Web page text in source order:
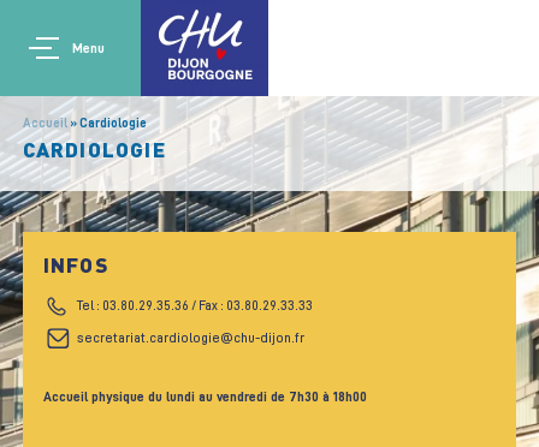
Aller au contenu principal
Main navigation
Menu
Accueil Cardiologie
CARDIOLOGIE
INFOS
Tel : 03.80.29.35.36 / Fax : 03.80.29.33.33
secretariat.cardiologie@chu-dijon.fr
Accueil physique du lundi au vendredi de 7h30 à 18h00
Panneau de gestion des cookies